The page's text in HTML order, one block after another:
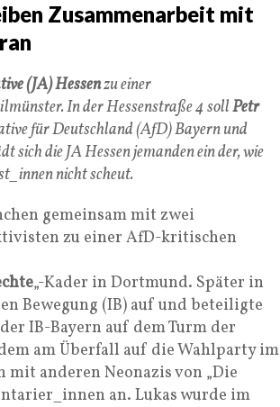
Zusammenarbeit mit
(JA) Hessenzu einer
In der Hessenstraße 4 sollPetr
für Deutschland (AfD) Bayern und
die JA Hessen jemanden ein der, wie
nicht scheut.
gemeinsam mit zwei
zu einer AfD-kritischen
„-Kader in Dortmund. Später in
Bewegung (IB) auf und beteiligte
IB-Bayern auf dem Turm der
am Überfall auf die Wahlparty im
anderen Neonazis von „Die
an. Lukas wurde im